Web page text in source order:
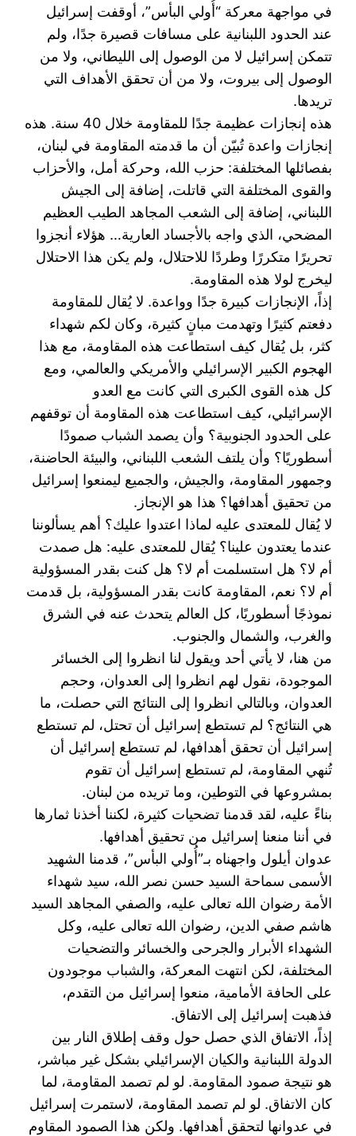
في مواجهة معركة “أُولي البأس”، أوقفت إسرائيل
عند الحدود اللبنانية على مسافات قصيرة جدًا، ولم
تتمكن ‏إسرائيل لا من الوصول إلى الليطاني، ولا من
الوصول إلى بيروت، ولا من أن تحقق الأهداف التي
تريدها.‏
هذه إنجازات عظيمة جدًا للمقاومة خلال 40 سنة. هذه
إنجازات واعدة تُبيّن أن ما قدمته المقاومة في لبنان،
‏بفصائلها المختلفة: حزب الله، وحركة أمل، والأحزاب
والقوى المختلفة التي قاتلت، إضافة إلى الجيش
‏اللبناني، إضافة إلى الشعب المجاهد الطيب العظيم
المضحي، الذي واجه بالأجساد العارية… هؤلاء أنجزوا
‏تحريرًا متكررًا وطردًا للاحتلال، ولم يكن هذا الاحتلال
ليخرج لولا هذه المقاومة.‏
إذاً، الإنجازات كبيرة جدًا وواعدة. لا يُقال للمقاومة
دفعتم كثيرًا وتهدمت مبانٍ كثيرة، وكان لكم شهداء
كثر، بل ‏يُقال كيف استطاعت هذه المقاومة، مع هذا
الهجوم الكبير الإسرائيلي والأمريكي والعالمي، ومع
كل هذه القوى ‏الكبرى التي كانت مع العدو
الإسرائيلي، كيف استطاعت هذه المقاومة أن توقفهم
على الحدود الجنوبية؟ وأن ‏يصمد الشباب صمودًا
أسطوريًا؟ وأن يلتف الشعب اللبناني، والبيئة الحاضنة،
وجمهور المقاومة، والجيش، ‏والجميع ليمنعوا إسرائيل
من تحقيق أهدافها؟ هذا هو الإنجاز.‏
لا يُقال للمعتدى عليه لماذا اعتدوا عليك؟ أهم يسألوننا
عندما يعتدون علينا؟ يُقال للمعتدى عليه: هل صمدت
أم ‏لا؟ هل استسلمت أم لا؟ هل كنت بقدر المسؤولية
أم لا؟ نعم، المقاومة كانت بقدر المسؤولية، بل قدمت
نموذجًا ‏أسطوريًا، كل العالم يتحدث عنه في الشرق
والغرب، والشمال والجنوب.‏
من هنا، لا يأتي أحد ويقول لنا انظروا إلى الخسائر
الموجودة، نقول لهم انظروا إلى العدوان، وحجم
العدوان، ‏وبالتالي انظروا إلى النتائج التي حصلت، ما
هي النتائج؟ لم تستطع إسرائيل أن تحتل، لم تستطع
إسرائيل أن ‏تحقق أهدافها، لم تستطع إسرائيل أن
تُنهي المقاومة، لم تستطع إسرائيل أن تقوم
بمشروعها في التوطين، وما ‏تريده من لبنان.‏
بناءً عليه، لقد قدمنا تضحيات كثيرة، لكننا أخذنا ثمارها
في أننا منعنا إسرائيل من تحقيق أهدافها. ‏
عدوان أيلول واجهناه بـ”أُولي البأس”، قدمنا الشهيد
الأسمى سماحة السيد حسن نصر الله، سيد شهداء
الأمة ‏رضوان الله تعالى عليه، والصفي المجاهد السيد
هاشم صفي الدين، رضوان الله تعالى عليه، وكل
الشهداء ‏الأبرار والجرحى والخسائر والتضحيات
المختلفة، لكن انتهت المعركة، والشباب موجودون
على الحافة ‏الأمامية، منعوا إسرائيل من التقدم،
فذهبت إسرائيل إلى الاتفاق.‏
إذاً، الاتفاق الذي حصل حول وقف إطلاق النار بين
الدولة اللبنانية والكيان الإسرائيلي بشكل غير مباشر،
هو ‏نتيجة صمود المقاومة. لو لم تصمد المقاومة، لما
كان الاتفاق. لو لم تصمد المقاومة، لاستمرت إسرائيل
في ‏عدوانها لتحقق أهدافها. ولكن هذا الصمود المقاوم